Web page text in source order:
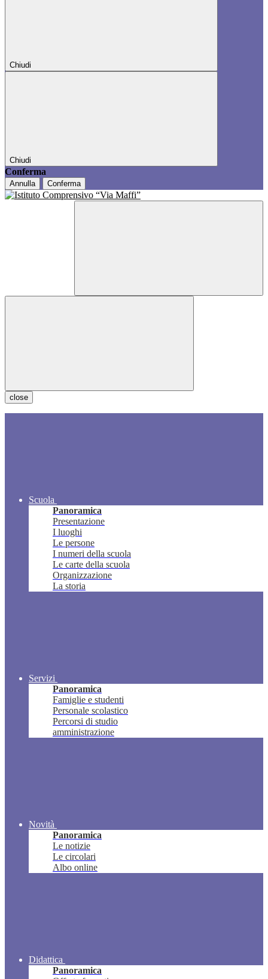
Chiudi
Chiudi
Conferma
Annulla Conferma
close
Scuola
Panoramica
Presentazione
I luoghi
Le persone
I numeri della scuola
Le carte della scuola
Organizzazione
La storia
Servizi
Panoramica
Famiglie e studenti
Personale scolastico
Percorsi di studio
amministrazione
Novità
Panoramica
Le notizie
Le circolari
Albo online
Didattica
Panoramica